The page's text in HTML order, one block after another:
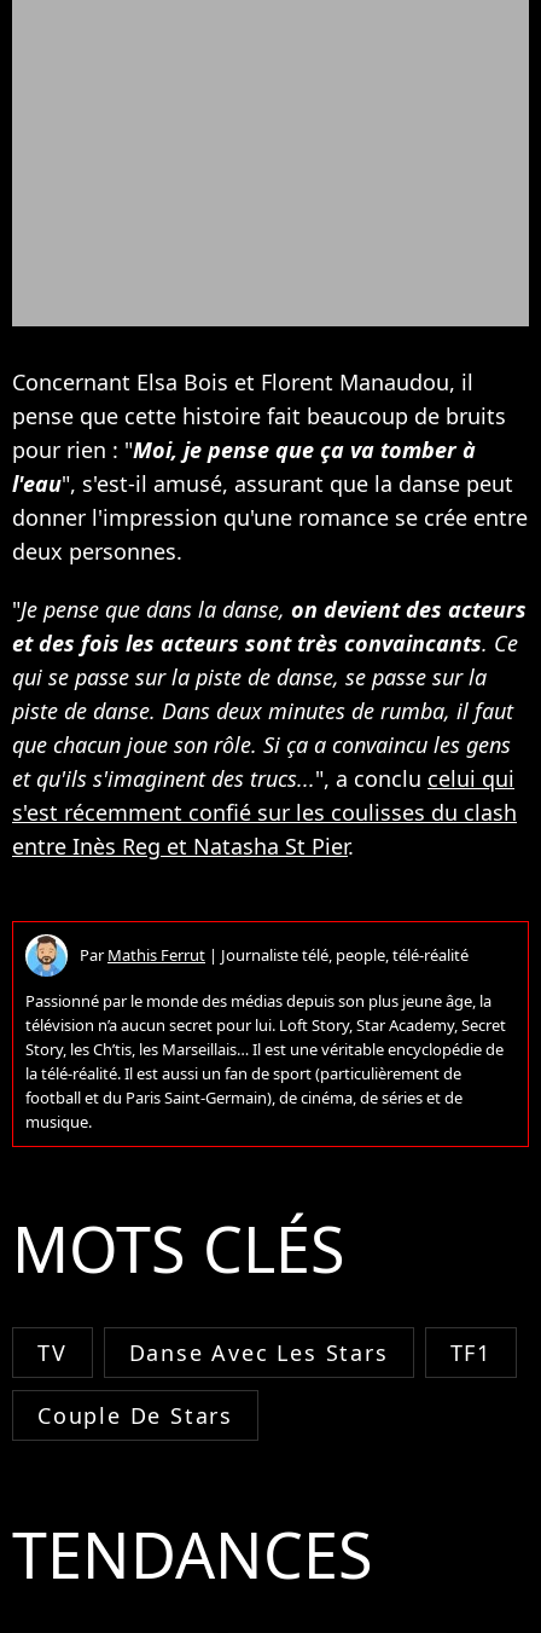
Concernant Elsa Bois et Florent Manaudou, il
pense que cette histoire fait beaucoup de bruits
pour rien : "Moi, je pense que ça va tomber à
l'eau", s'est-il amusé, assurant que la danse peut
donner l'impression qu'une romance se crée entre
deux personnes.
"Je pense que dans la danse, on devient des acteurs
et des fois les acteurs sont très convaincants. Ce
qui se passe sur la piste de danse, se passe sur la
piste de danse. Dans deux minutes de rumba, il faut
que chacun joue son rôle. Si ça a convaincu les gens
et qu'ils s'imaginent des trucs...", a conclu celui qui
s'est récemment confié sur les coulisses du clash
entre Inès Reg et Natasha St Pier.
ParMathis Ferrut | Journaliste télé, people, télé-réalité
Passionné par le monde des médias depuis son plus jeune âge, la
télévision n’a aucun secret pour lui. Loft Story, Star Academy, Secret
Story, les Ch’tis, les Marseillais… Il est une véritable encyclopédie de
la télé-réalité. Il est aussi un fan de sport (particulièrement de
football et du Paris Saint-Germain), de cinéma, de séries et de
musique.
MOTS CLÉS
TV Danse Avec Les Stars TF1
Couple De Stars
TENDANCES